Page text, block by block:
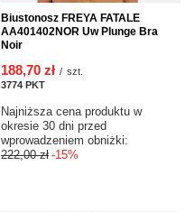
Biustonosz FREYA FATALE
AA401402NOR Uw Plunge Bra
Noir
188,70 zł / szt.
3774 PKT
Najniższa cena produktu w
okresie 30 dni przed
wprowadzeniem obniżki:
222,00 zł -15%